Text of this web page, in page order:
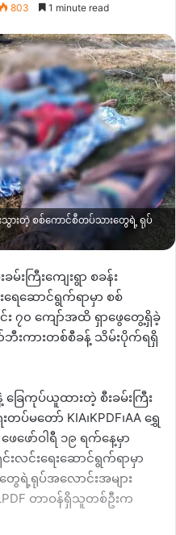
803 1 minute read
သွားတဲ့ စစ်ကောင်စီတပ်သားတွေရဲ့ ရုပ်
ကြီးကျေးရွာ စခန်း
ေဆောင်ရွက်ရာမှာ စစ်
၇၀ ကျော်အထိ ရှာဖွေတွေ့ရှိခဲ့
းကားတစ်စီခန့် သိမ်းပိုက်ရရှိ
ေကုပ်ယူထားတဲ့ စီးခမ်းကြီး
တပ်မတော် KIA၊KPDF၊AA ရွှေ
ဖော်ဝါရီ ၁၉ ရက်နေ့မှာ
လင်းရေးဆောင်ရွက်ရာမှာ
ေရဲ့ရုပ်အလောင်းအများ
တာဝန်ရှိသူတစ်ဦးက